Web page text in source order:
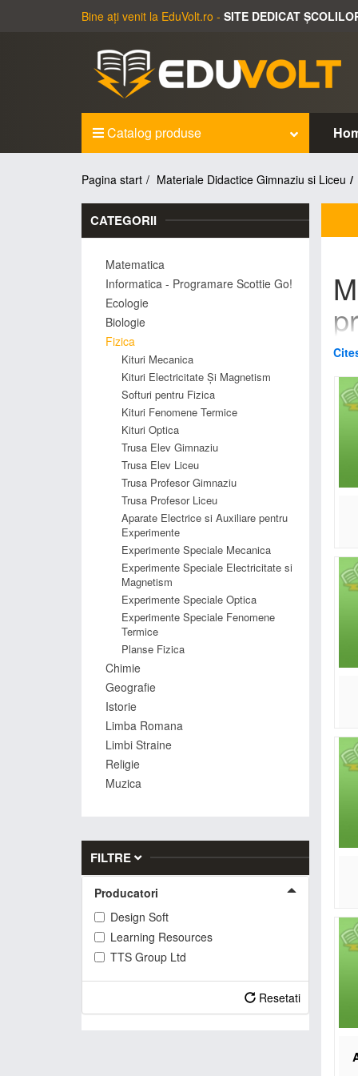
Bine ați venit la EduVolt.ro - SITE DEDICAT
Catalog produse
Pagina start Materiale Didactice Gimnaziu si Liceu
CATEGORII
Matematica
Informatica - Programare Scottie Go!
Ecologie
Biologie
Fizica
Kituri Mecanica
Kituri Electricitate Și Magnetism
Softuri pentru Fizica
Kituri Fenomene Termice
Kituri Optica
Trusa Elev Gimnaziu
Trusa Elev Liceu
Trusa Profesor Gimnaziu
Trusa Profesor Liceu
Aparate Electrice si Auxiliare pentru
Experimente
Experimente Speciale Mecanica
Experimente Speciale Electricitate si
Magnetism
Experimente Speciale Optica
Experimente Speciale Fenomene
Termice
Planse Fizica
Chimie
Geografie
Istorie
Limba Romana
Limbi Straine
Religie
Muzica
FILTRE
Producatori
Design Soft
Learning Resources
TTS Group Ltd
Resetati